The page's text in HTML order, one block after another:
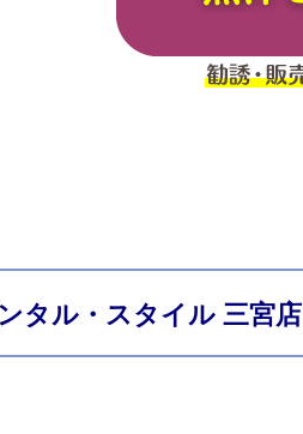
タル・スタイル 三宮店